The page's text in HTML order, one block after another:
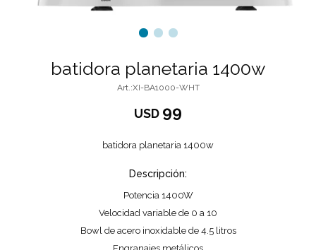
batidora planetaria 1400w
XI-BA1000-WHT
USD 99
batidora planetaria 1400w
Descripción:
Potencia 1400W
Velocidad variable de 0 a 10
Bowl de acero inoxidable de 4.5 litros